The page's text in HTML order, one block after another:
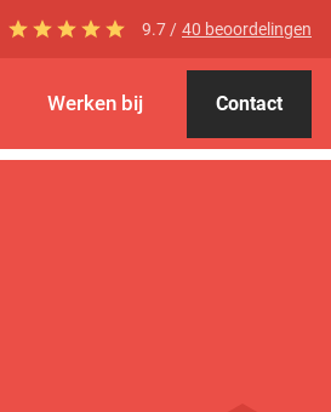
9.7 / 40 beoordelingen
Werken bij Contact